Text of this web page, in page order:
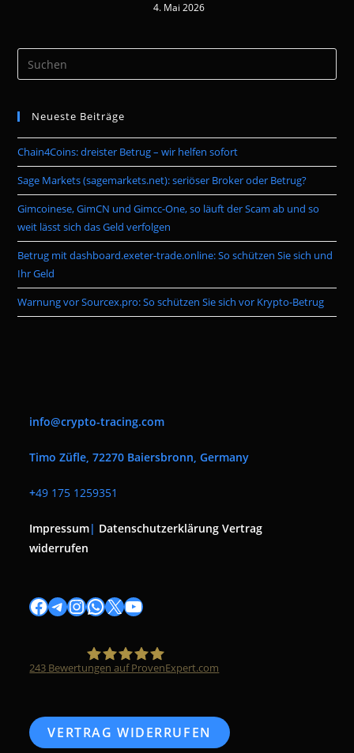
4. Mai 2026
the
Neueste Beiträge
Chain4Coins: dreister Betrug – wir helfen sofort
Sage Markets (sagemarkets.net): seriöser Broker oder Betrug?
Gimcoinese, GimCN und Gimcc-One, so läuft der Scam ab und so
weit lässt sich das Geld verfolgen
Betrug mit dashboard.exeter-trade.online: So schützen Sie sich und
Ihr Geld
Warnung vor Sourcex.pro: So schützen Sie sich vor Krypto-Betrug
info@crypto-tracing.com
Timo Züfle, 72270 Baiersbronn, Germany
+49 175 1259351
Impressum| Datenschutzerklärung Vertrag
widerrufen
Facebook
Telegram
Instagram
WhatsApp
X YouTube
243 Bewertungen auf ProvenExpert.com
VERTRAG WIDERRUFEN